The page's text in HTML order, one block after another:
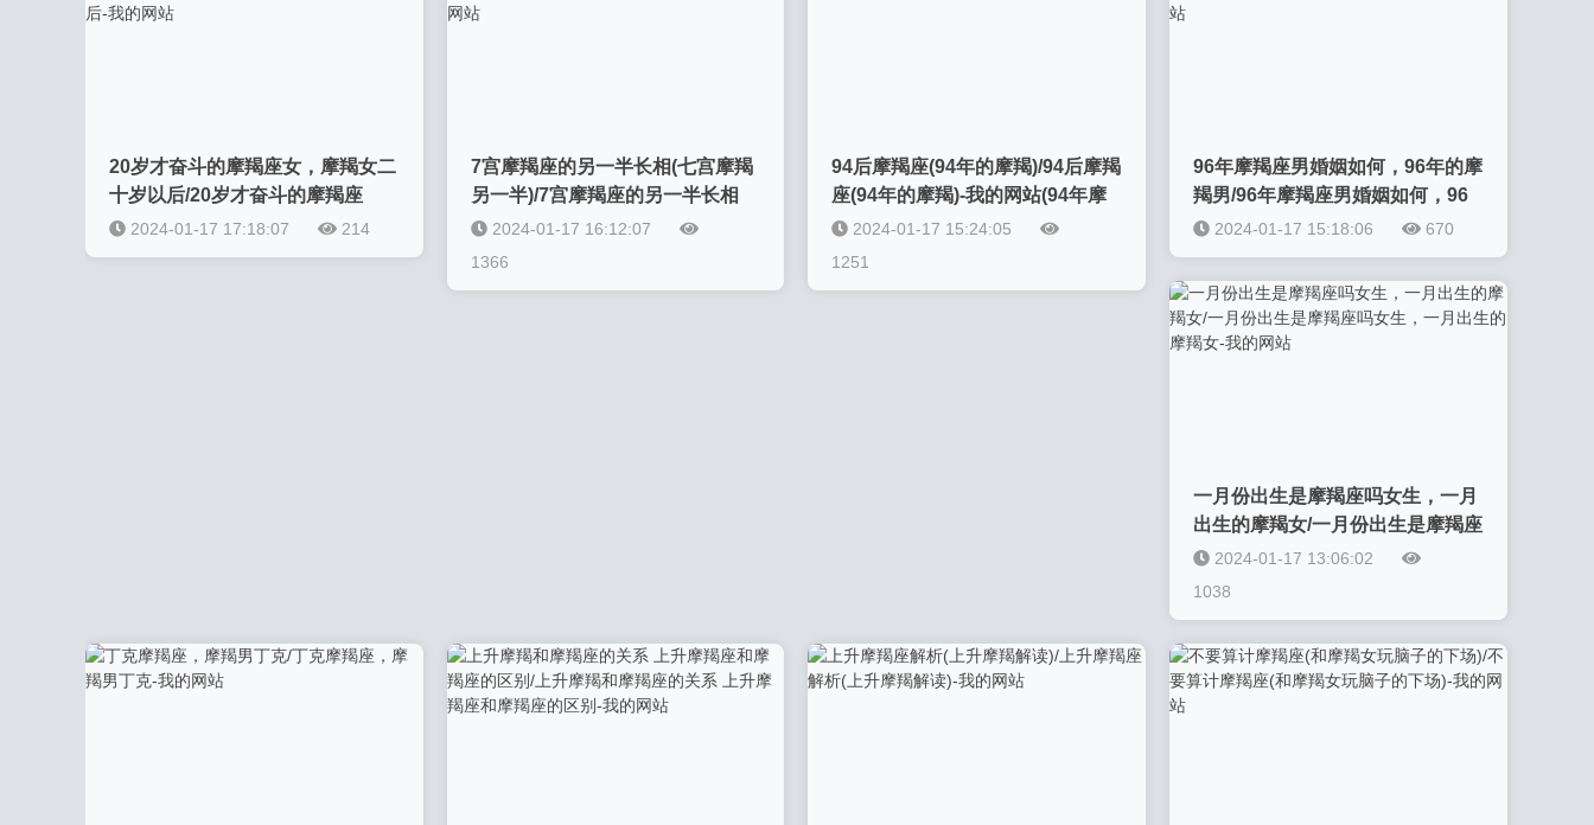
20岁才奋斗的摩羯座女，摩羯女二
十岁以后/20岁才奋斗的摩羯座
女，摩羯女二十岁以后-我的网站
2024-01-17 17:18:07 214
7宫摩羯座的另一半长相(七宫摩羯
另一半)/7宫摩羯座的另一半长相
(七宫摩羯另一半)-我的网站
2024-01-17 16:12:07
1366
94后摩羯座(94年的摩羯)/94后摩羯
座(94年的摩羯)-我的网站(94年摩
羯座属什么)
2024-01-17 15:24:05
1251
96年摩羯座男婚姻如何，96年的摩
羯男/96年摩羯座男婚姻如何，96
年的摩羯男-我的网站
2024-01-17 15:18:06 670
一月份出生是摩羯座吗女生，一月
出生的摩羯女/一月份出生是摩羯座
吗女生，一月出生的摩羯女-我的
网站
2024-01-17 13:06:02
1038